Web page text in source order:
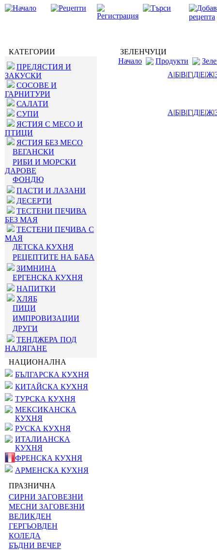
КАТЕГОРИИ
ПРЕДЯСТИЯ И
ЗАКУСКИ
СОСОВЕ И
ГАРНИТУРИ
САЛАТИ
СУПИ
ЯСТИЯ С МЕСО И
ПТИЦИ
ЯСТИЯ БЕЗ МЕСО
ВЕГАНСКИ
РИБИ И МОРСКИ
ДАРОВЕ
ФОНДЮ
ПАСТИ И ЛАЗАНИ
ДЕСЕРТИ
ТЕСТЕНИ ПЕЧИВА
БЕЗ МАЯ
ТЕСТЕНИ ПЕЧИВА С
МАЯ
ДЕТСКА КУХНЯ
РЕЦЕПТИТЕ НА БАБА
ЗИМНИНА
ЕРГЕНСКА КУХНЯ
НАПИТКИ
ХЛЯБ
ПИЦИ
ИМПРОВИЗАЦИИ
ДРУГИ
ТЕНДЖЕРА ПОД
НАЛЯГАНЕ
НАЦИОНАЛНА
БЪЛГАРСКА КУХНЯ
КИТАЙСКА КУХНЯ
ТУРСКА КУХНЯ
МЕКСИКАНСКА
КУХНЯ
РУСКА КУХНЯ
ИТАЛИАНСКА
КУХНЯ
ФРЕНСКА КУХНЯ
АРМЕНСКА КУХНЯ
ПРАЗНИЧНА
СИРНИ ЗАГОВЕЗНИ
МЕСНИ ЗАГОВЕЗНИ
ВЕЛИКДЕН
ГЕРГЬОВДЕН
КОЛЕДА
БЪДНИ ВЕЧЕР
ЗЕЛЕНЧУЦИ
Начало
Продукти
А|Б|В|Г|Д|Е|Ж|
А|Б|В|Г|Д|Е|Ж|